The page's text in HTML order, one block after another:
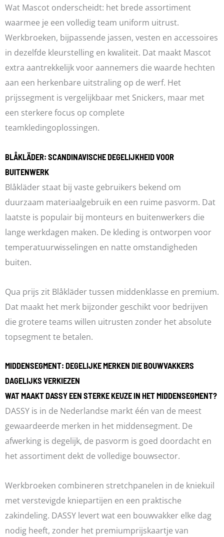
Wat Mascot onderscheidt: het brede assortiment
waarmee je een volledig team uniform uitrust.
Werkbroeken, bijpassende jassen, vesten en accessoires
in dezelfde kleurstelling en kwaliteit. Dat maakt Mascot
extra aantrekkelijk voor aannemers die waarde hechten
aan een herkenbare uitstraling op de werf. Het
prijssegment is vergelijkbaar met Snickers, maar met
een sterkere focus op complete
teamkledingoplossingen.
BLÅKLÄDER: SCANDINAVISCHE DEGELIJKHEID VOOR
BUITENWERK
Blåkläder staat bij vaste gebruikers bekend om
duurzaam materiaalgebruik en een ruime pasvorm. Dat
laatste is populair bij monteurs en buitenwerkers die
lange werkdagen maken. De kleding is ontworpen voor
temperatuurwisselingen en natte omstandigheden
buiten.
Qua prijs zit Blåkläder tussen middenklasse en premium.
Dat maakt het merk bijzonder geschikt voor bedrijven
die grotere teams willen uitrusten zonder het absolute
topsegment te betalen.
MIDDENSEGMENT: DEGELIJKE MERKEN DIE BOUWVAKKERS
DAGELIJKS VERKIEZEN
WAT MAAKT DASSY EEN STERKE KEUZE IN HET MIDDENSEGMENT?
DASSY is in de Nederlandse markt één van de meest
gewaardeerde merken in het middensegment. De
afwerking is degelijk, de pasvorm is goed doordacht en
het assortiment dekt de volledige bouwsector.
Werkbroeken combineren stretchpanelen in de kniekuil
met verstevigde kniepartijen en een praktische
zakindeling. DASSY levert wat een bouwvakker elke dag
nodig heeft, zonder het premiumprijskaartje van